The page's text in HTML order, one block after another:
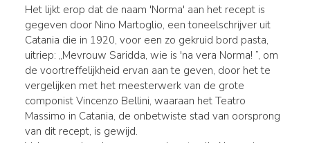
Het lijkt erop dat de naam 'Norma' aan het recept is
gegeven door Nino Martoglio, een toneelschrijver uit
Catania die in 1920, voor een zo gekruid bord pasta,
uitriep: „Mevrouw Saridda, wie is 'na vera Norma! ”, om
de voortreffelijkheid ervan aan te geven, door het te
vergelijken met het meesterwerk van de grote
componist Vincenzo Bellini, waaraan het Teatro
Massimo in Catania, de onbetwiste stad van oorsprong
van dit recept, is gewijd.